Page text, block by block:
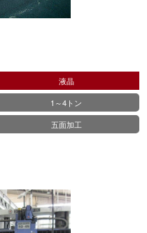
液晶
1～4トン
五面加工